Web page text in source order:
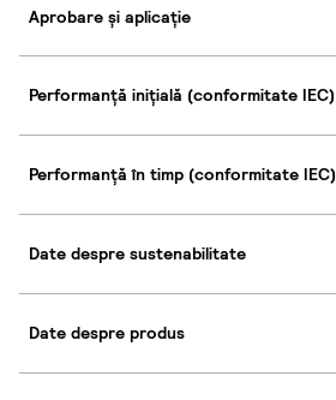
Aprobare și aplicație
Performanță inițială (conformitate IEC)
Performanță în timp (conformitate IEC)
Date despre sustenabilitate
Date despre produs